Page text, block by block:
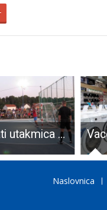
Rezultati utakmica malonogometnog turnira u Ličkom Osiku igranih 1.kolovoza
Naslovnica